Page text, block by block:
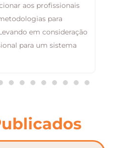
aos profissionais
para
em consideração
para um sistema